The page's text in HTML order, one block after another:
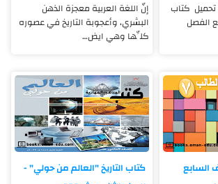
تحميل كتاب
ديني حياتي الصف الرابع الفصل
إنّ اللغة العربية معجزة الذهن
البشري، وأعجوبة التاريخ في عصوره
كلِّها وهي ايض…
السابع
كتاب التاريخ "العالم من حولي" -